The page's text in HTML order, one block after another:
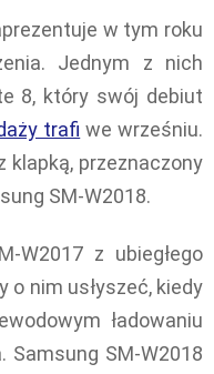
w tym roku
Jednym z nich
8, który swój debiut
trafi we wrześniu.
klapką, przeznaczony
SM-W2018.
W2017 z ubiegłego
o nim usłyszeć, kiedy
ładowaniu
Samsung SM-W2018